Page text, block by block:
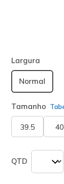
Largura
Normal
Tamanho
39.5 40
QTD